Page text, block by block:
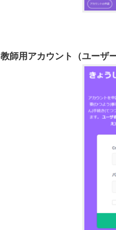
教師用アカウント（ユーザ